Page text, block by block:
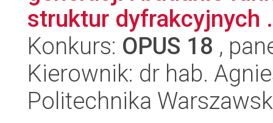
struktur dyfrakcyjnych
Konkurs: OPUS 18 ,
Kierownik: dr hab.
Politechnika